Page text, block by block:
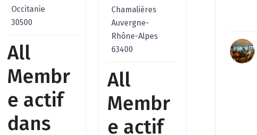
Occitanie
30500
All
Membr
e actif
dans
Chamalières
Auvergne-
Rhône-Alpes
63400
All
Membr
e actif